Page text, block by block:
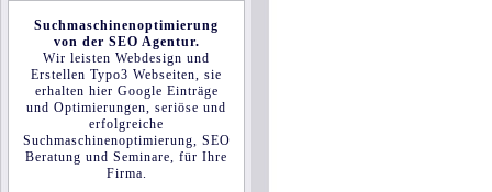
Suchmaschinenoptimierung
von der SEO Agentur.
Wir leisten Webdesign und
Erstellen Typo3 Webseiten , sie
erhalten hier Google Einträge
und Optimierungen, seriöse und
erfolgreiche
Suchmaschinenoptimierung
SEO
Beratung und Seminare , für Ihre
Firma